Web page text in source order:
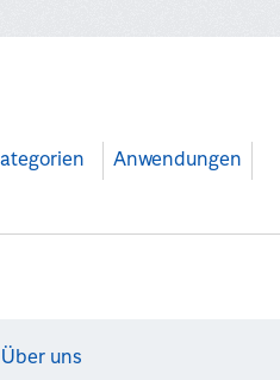
Anwendungen
Über uns